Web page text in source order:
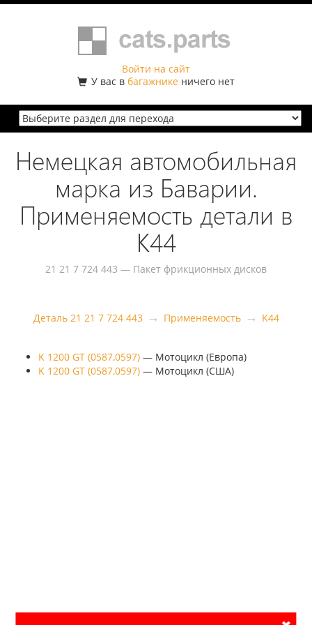
Войти на сайт
У вас в багажнике ничего нет
Немецкая автомобильная
марка из Баварии.
Применяемость детали в
K44
21 21 7 724 443 — Пакет фрикционных дисков
Деталь 21 21 7 724 443 → Применяемость → K44
K 1200 GT (0587,0597) — Мотоцикл (Европа)
K 1200 GT (0587,0597) — Мотоцикл (США)